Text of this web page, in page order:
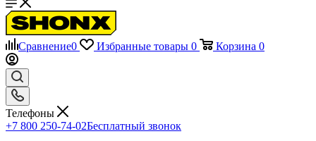
Сравнение0 Избранные товары 0 Корзина 0
Телефоны
+7 800 250-74-02Бесплатный звонок